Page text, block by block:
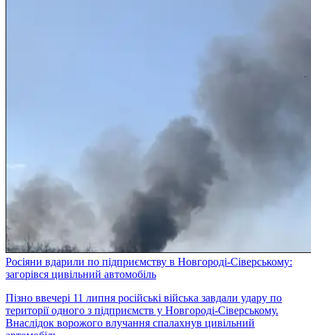
Росіяни вдарили по підприємству в Новгороді-Сіверському:
загорівся цивільний автомобіль
Пізно ввечері 11 липня російські війська завдали удару по
території одного з підприємств у Новгороді-Сіверському.
Внаслідок ворожого влучання спалахнув цивільний